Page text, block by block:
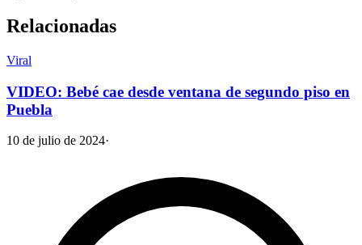
Relacionadas
Viral
VIDEO: Bebé cae desde ventana de segundo piso en
Puebla
10 de julio de 2024·